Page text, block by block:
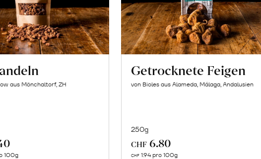
aus Mönchaltorf, ZH
100g
Getrocknete Feigen
von Bioles aus Alameda, Málaga, Andalusien
250g
CHF 6.80
CHF 1.94 pro 100g